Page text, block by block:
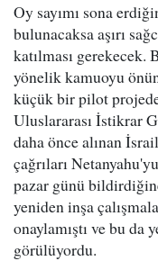
Oy sayımı sona
bulunacaksa aşırı
katılması gerekecek.
yönelik kamuoyu
küçük bir pilot
Uluslararası İstikrar
daha önce alınan
çağrıları
pazar günü
yeniden inşa
onaylamıştı ve bu da
görülüyordu.